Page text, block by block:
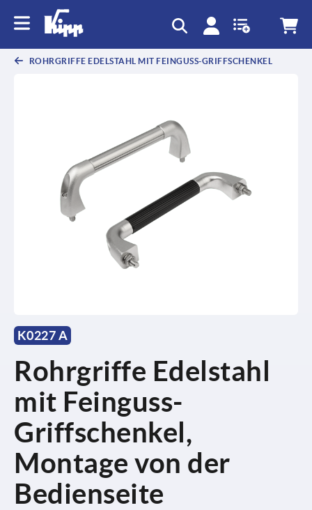
ROHRGRIFFE EDELSTAHL MIT FEINGUSS-GRIFFSCHENKEL
K0227 A
Rohrgriffe Edelstahl
mit Feinguss-
Griffschenkel,
Montage von der
Bedienseite